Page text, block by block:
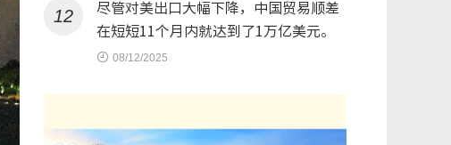
12
尽管对美出口大幅下降，中国贸易顺差
在短短11个月内就达到了1万亿美元。
08/12/2025